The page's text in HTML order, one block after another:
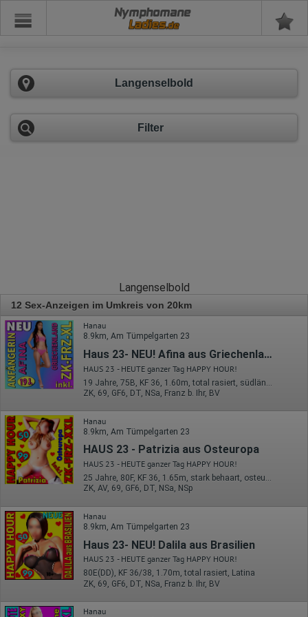
Nymphomane
Langenselbold
Filter
Langenselbold
12 Sex-Anzeigen im Umkreis von 20km
Hanau
8.9km, Am Tümpelgarten 23
Haus 23- NEU! Afina aus Griechenland
HAUS 23 - HEUTE ganzer Tag HAPPY HOUR!
19 Jahre, 75B, KF 36, 1.60m, total rasiert, südländisch
ZK, 69, GF6, DT, NSa, Franz b. Ihr, BV
Hanau
8.9km, Am Tümpelgarten 23
HAUS 23 - Patrizia aus Osteuropa
HAUS 23 - HEUTE ganzer Tag HAPPY HOUR!
25 Jahre, 80F, KF 36, 1.65m, stark behaart, osteuropäisch
ZK, AV, 69, GF6, DT, NSa, NSp
Hanau
8.9km, Am Tümpelgarten 23
Haus 23- NEU! Dalila aus Brasilien
HAUS 23 - HEUTE ganzer Tag HAPPY HOUR!
80E(DD), KF 36/38, 1.70m, total rasiert, Latina
ZK, 69, GF6, DT, NSa, Franz b. Ihr, BV
Hanau